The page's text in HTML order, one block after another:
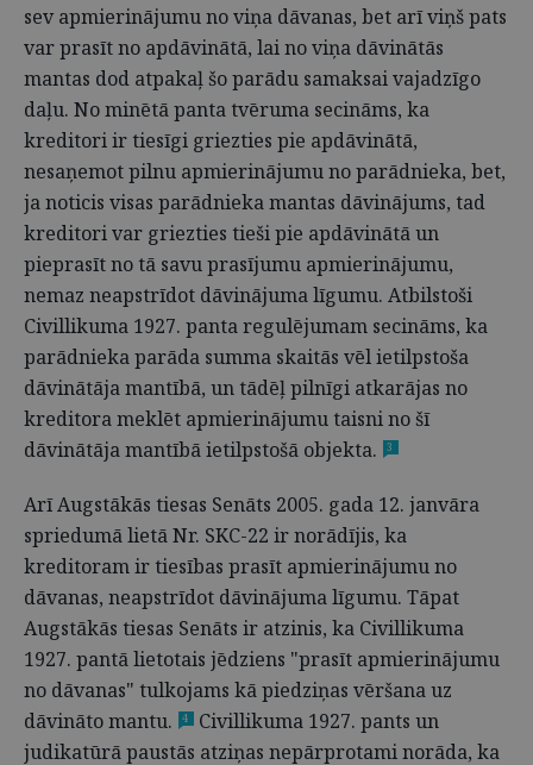
sev apmierinājumu no viņa dāvanas, bet arī viņš pats
var prasīt no apdāvinātā, lai no viņa dāvinātās
mantas dod atpakaļ šo parādu samaksai vajadzīgo
daļu. No minētā panta tvēruma secināms, ka
kreditori ir tiesīgi griezties pie apdāvinātā,
nesaņemot pilnu apmierinājumu no parādnieka, bet,
ja noticis visas parādnieka mantas dāvinājums, tad
kreditori var griezties tieši pie apdāvinātā un
pieprasīt no tā savu prasījumu apmierinājumu,
nemaz neapstrīdot dāvinājuma līgumu. Atbilstoši
Civillikuma 1927. panta regulējumam secināms, ka
parādnieka parāda summa skaitās vēl ietilpstoša
dāvinātāja mantībā, un tādēļ pilnīgi atkarājas no
kreditora meklēt apmierinājumu taisni no šī
dāvinātāja mantībā ietilpstošā objekta.
3
Arī Augstākās tiesas Senāts 2005. gada 12. janvāra
spriedumā lietā Nr. SKC-22 ir norādījis, ka
kreditoram ir tiesības prasīt apmierinājumu no
dāvanas, neapstrīdot dāvinājuma līgumu. Tāpat
Augstākās tiesas Senāts ir atzinis, ka Civillikuma
1927. pantā lietotais jēdziens "prasīt apmierinājumu
no dāvanas" tulkojams kā piedziņas vēršana uz
dāvināto mantu.
4
Civillikuma 1927. pants un
judikatūrā paustās atziņas nepārprotami norāda, ka